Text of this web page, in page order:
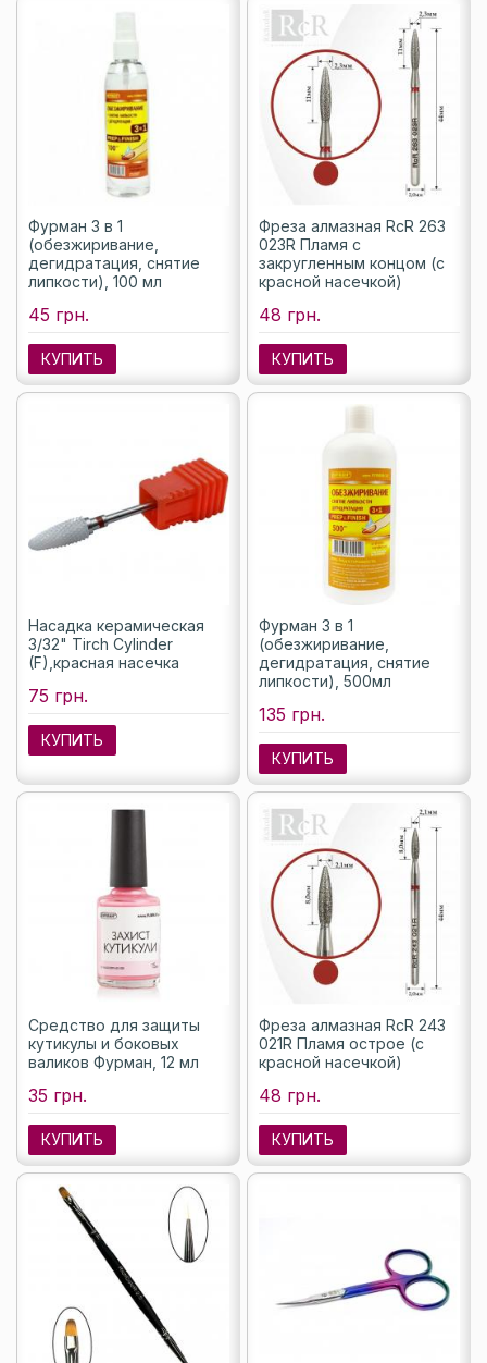
Фурман 3 в 1
(обезжиривание,
дегидратация, снятие
липкости), 100 мл
45 грн.
КУПИТЬ
Фреза алмазная RcR 263
023R Пламя с
закругленным концом (с
красной насечкой)
48 грн.
КУПИТЬ
Насадка керамическая
3/32" Tirch Cylinder
(F),красная насечка
75 грн.
КУПИТЬ
Фурман 3 в 1
(обезжиривание,
дегидратация, снятие
липкости), 500мл
135 грн.
КУПИТЬ
Средство для защиты
кутикулы и боковых
валиков Фурман, 12 мл
35 грн.
КУПИТЬ
Фреза алмазная RcR 243
021R Пламя острое (с
красной насечкой)
48 грн.
КУПИТЬ